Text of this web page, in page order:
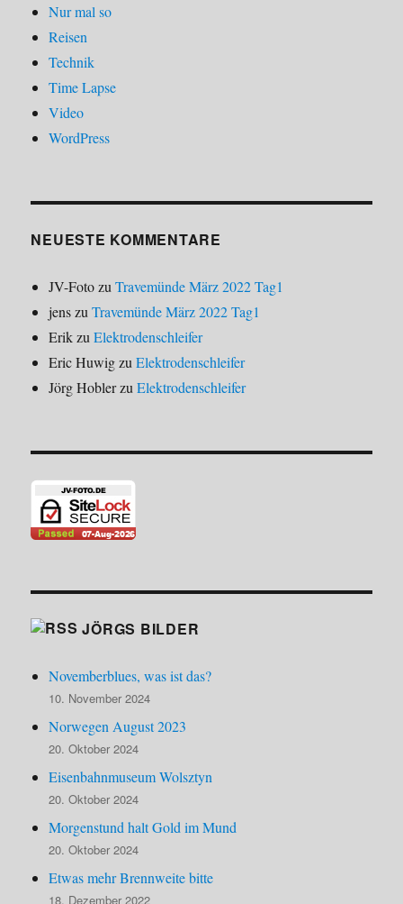
Nur mal so
Reisen
Technik
Time Lapse
Video
WordPress
NEUESTE KOMMENTARE
JV-FotozuTravemünde März 2022 Tag1
jenszuTravemünde März 2022 Tag1
ErikzuElektrodenschleifer
Eric HuwigzuElektrodenschleifer
Jörg HoblerzuElektrodenschleifer
JÖRGS BILDER
Novemberblues, was ist das?
10. November 2024
Norwegen August 2023
20. Oktober 2024
Eisenbahnmuseum Wolsztyn
20. Oktober 2024
Morgenstund halt Gold im Mund
20. Oktober 2024
Etwas mehr Brennweite bitte
18. Dezember 2022